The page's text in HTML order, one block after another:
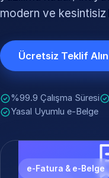
modern ve kesintisiz
Ücretsiz Teklif Alın
%99.9 Çalışma Süresi
Yasal Uyumlu e-Belge
e-Fatura & e-Belge